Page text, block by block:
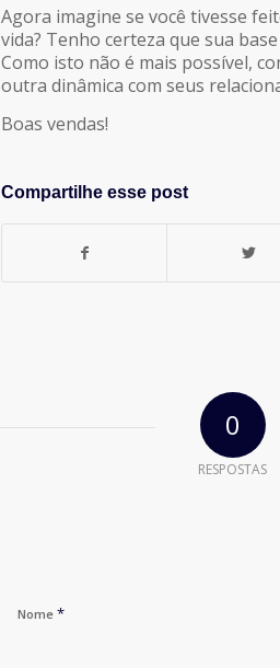
Agora imagine se você tivesse
vida? Tenho certeza que sua
Como isto não é mais possível,
outra dinâmica com seus
Boas vendas!
Compartilhe esse post
0
RESPOSTAS
Nome *